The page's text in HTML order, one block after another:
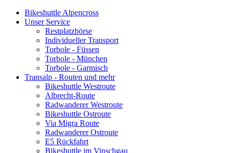
Bikeshuttle Alpencross
Unser Service
Restplatzbörse
Individueller Transport
Torbole - Füssen
Torbole - München
Torbole - Garmisch
Transalp - Routen und mehr
Bikeshuttle Westroute
Albrecht-Route
Radwanderer Westroute
Bikeshuttle Ostroute
Via Migra Route
Radwanderer Ostroute
E5 Rückfahrt
Bikeshuttle im Vinschgau